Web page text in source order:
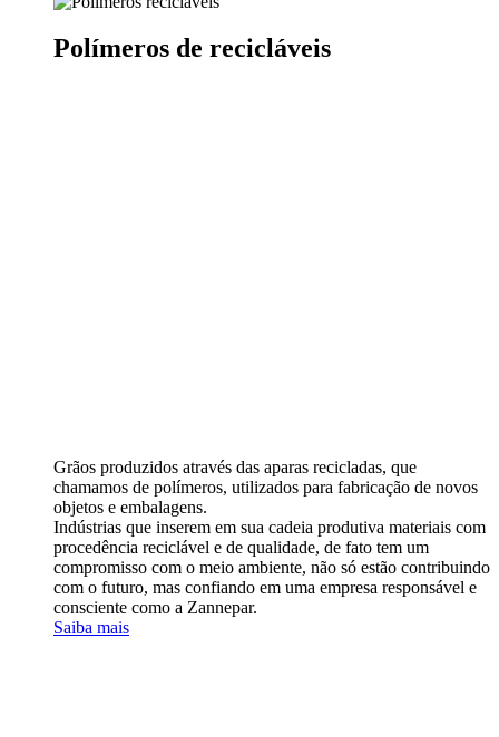
Polímeros de recicláveis
Grãos produzidos através das aparas recicladas, que
chamamos de polímeros, utilizados para fabricação de novos
objetos e embalagens.
Indústrias que inserem em sua cadeia produtiva materiais com
procedência reciclável e de qualidade, de fato tem um
compromisso com o meio ambiente, não só estão contribuindo
com o futuro, mas confiando em uma empresa responsável e
consciente como a Zannepar.
Saiba mais